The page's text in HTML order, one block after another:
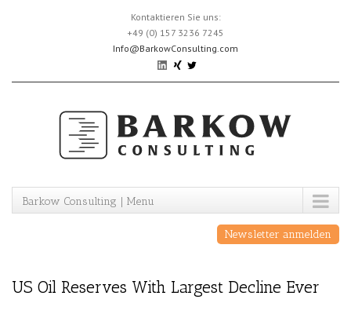
Kontaktieren Sie uns:
+49 (0) 157 3236 7245
Info@BarkowConsulting.com
Barkow Consulting | Menu
Newsletter anmelden
US Oil Reserves With Largest Decline Ever